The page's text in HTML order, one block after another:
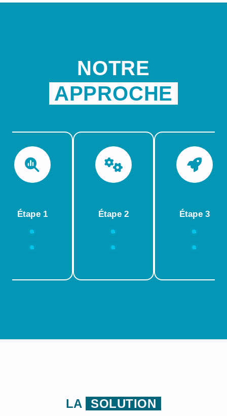
NOTRE
APPROCHE
Étape 1
…
…
Étape 2
…
…
Étape 3
…
…
LA SOLUTION